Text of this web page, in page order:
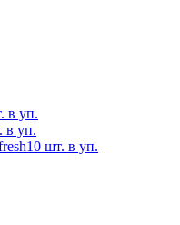
в уп.
в уп.
шт. в уп.